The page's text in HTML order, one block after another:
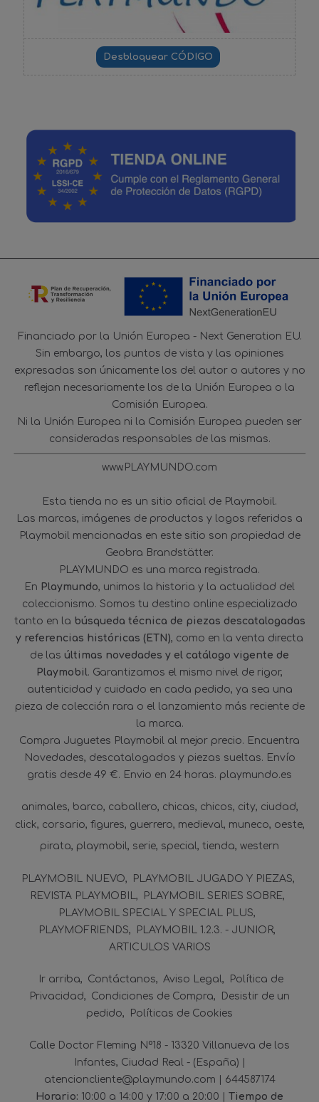
Financiado por la Unión Europea - Next Generation EU.
Sin embargo, los puntos de vista y las opiniones
expresadas son únicamente los del autor o autores y no
reflejan necesariamente los de la Unión Europea o la
Comisión Europea.
Ni la Unión Europea ni la Comisión Europea pueden ser
consideradas responsables de las mismas.
www.PLAYMUNDO.com
Esta tienda no es un sitio oficial de Playmobil.
Las marcas, imágenes de productos y logos referidos a
Playmobil mencionadas en este sitio son propiedad de
Geobra Brandstätter.
PLAYMUNDO es una marca registrada.
En Playmundo, unimos la historia y la actualidad del
coleccionismo. Somos tu destino online especializado
tanto en la búsqueda técnica de piezas descatalogadas
y referencias históricas (ETN), como en la venta directa
de las últimas novedades y el catálogo vigente de
Playmobil. Garantizamos el mismo nivel de rigor,
autenticidad y cuidado en cada pedido, ya sea una
pieza de colección rara o el lanzamiento más reciente de
la marca.
Compra Juguetes Playmobil al mejor precio. Encuentra
Novedades, descatalogados y piezas sueltas. Envío
gratis desde 49 €. Envio en 24 horas. playmundo.es
animales barco caballero chicas chicos city ciudad
click corsario figures guerrero medieval muneco oeste
pirata playmobil serie special tienda western
PLAYMOBIL NUEVO
PLAYMOBIL JUGADO Y PIEZAS
REVISTA PLAYMOBIL
PLAYMOBIL SERIES SOBRE
PLAYMOBIL SPECIAL Y SPECIAL PLUS
PLAYMOFRIENDS
PLAYMOBIL 1.2.3. - JUNIOR
ARTICULOS VARIOS
Ir arriba Contáctanos Aviso Legal
Política de
Privacidad
Condiciones de Compra
Desistir de un
pedido
Políticas de Cookies
Calle Doctor Fleming Nº18 - 13320 Villanueva de los
Infantes, Ciudad Real - (España) |
atencioncliente@playmundo.com | 644587174
Horario: 10:00 a 14:00 y 17:00 a 20:00 | Tiempo de